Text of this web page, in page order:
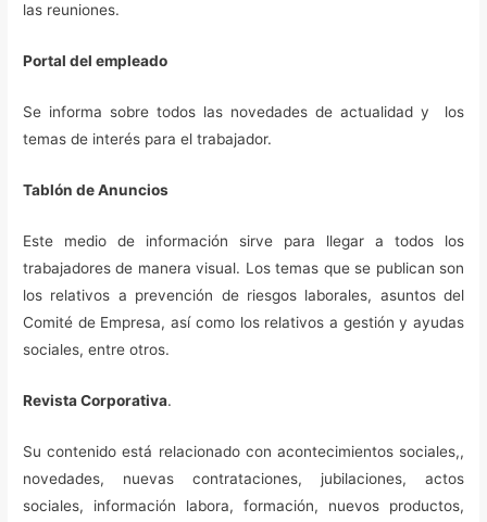
las reuniones.
Portal del empleado
Se informa sobre todos las novedades de actualidad y los
temas de interés para el trabajador.
Tablón de Anuncios
Este medio de información sirve para llegar a todos los
trabajadores de manera visual. Los temas que se publican son
los relativos a prevención de riesgos laborales, asuntos del
Comité de Empresa, así como los relativos a gestión y ayudas
sociales, entre otros.
Revista Corporativa.
Su contenido está relacionado con acontecimientos sociales,,
novedades, nuevas contrataciones, jubilaciones, actos
sociales, información labora, formación, nuevos productos,